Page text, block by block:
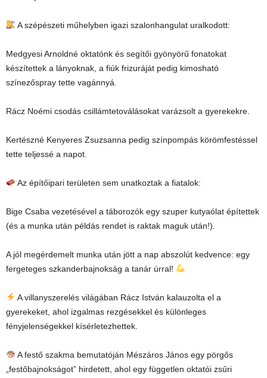
A szépészeti műhelyben igazi szalonhangulat uralkodott:
Medgyesi Arnoldné oktatónk és segítői gyönyörű fonatokat
készítettek a lányoknak, a fiúk frizuráját pedig kimosható
színezőspray tette vagánnyá.
Rácz Noémi csodás csillámtetoválásokat varázsolt a gyerekekre.
Kertészné Kenyeres Zsuzsanna pedig színpompás körömfestéssel
tette teljessé a napot.
Az építőipari területen sem unatkoztak a fiatalok:
Bige Csaba vezetésével a táborozók egy szuper kutyaólat építettek
(és a munka után példás rendet is raktak maguk után!).
A jól megérdemelt munka után jött a nap abszolút kedvence: egy
fergeteges szkanderbajnokság a tanár úrral!
A villanyszerelés világában Rácz István kalauzolta el a
gyerekeket, ahol izgalmas rezgésekkel és különleges
fényjelenségekkel kísérletezhettek.
A festő szakma bemutatóján Mészáros János egy pörgős
„festőbajnokságot” hirdetett, ahol egy független oktatói zsűri